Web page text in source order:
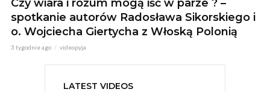
Czy wiara i rozum mogą iść w parze ? –
spotkanie autorów Radosława Sikorskiego i
o. Wojciecha Giertycha z Włoską Polonią
3 tygodnie ago videopyja
LATEST VIDEOS